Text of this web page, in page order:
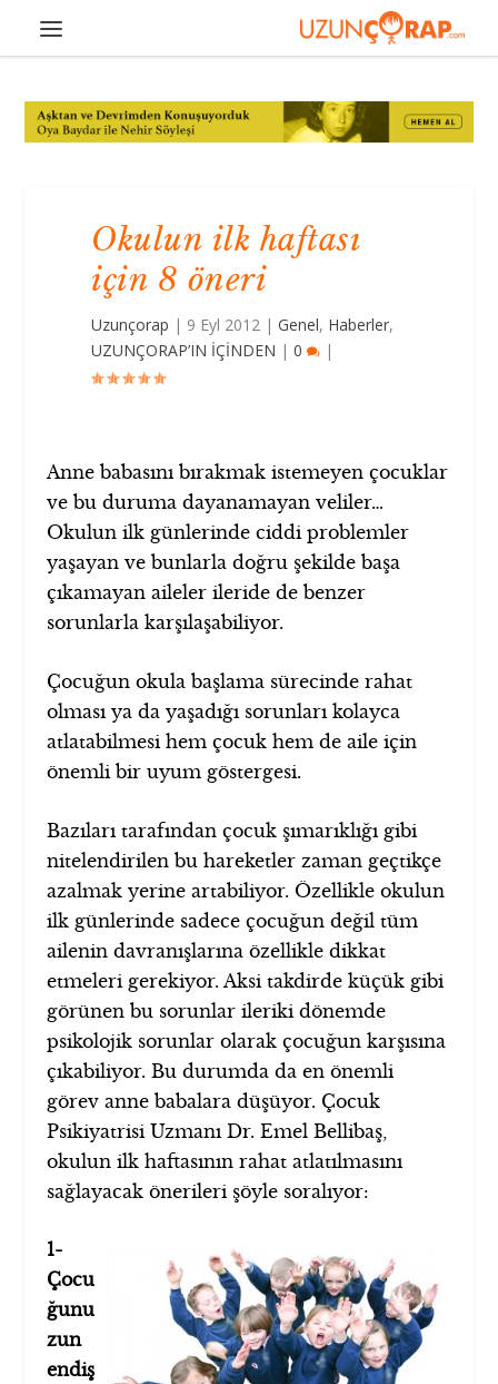
Okulun ilk haftası
için 8 öneri
Uzunçorap | 9 Eyl 2012 |Genel, Haberler,
UZUNÇORAP’IN İÇİNDEN |0 |
Anne babasını bırakmak istemeyen çocuklar
ve bu duruma dayanamayan veliler…
Okulun ilk günlerinde ciddi problemler
yaşayan ve bunlarla doğru şekilde başa
çıkamayan aileler ileride de benzer
sorunlarla karşılaşabiliyor.
Çocuğun okula başlama sürecinde rahat
olması ya da yaşadığı sorunları kolayca
atlatabilmesi hem çocuk hem de aile için
önemli bir uyum göstergesi.
Bazıları tarafından çocuk şımarıklığı gibi
nitelendirilen bu hareketler zaman geçtikçe
azalmak yerine artabiliyor. Özellikle okulun
ilk günlerinde sadece çocuğun değil tüm
ailenin davranışlarına özellikle dikkat
etmeleri gerekiyor. Aksi takdirde küçük gibi
görünen bu sorunlar ileriki dönemde
psikolojik sorunlar olarak çocuğun karşısına
çıkabiliyor. Bu durumda da en önemli
görev anne babalara düşüyor. Çocuk
Psikiyatrisi Uzmanı Dr. Emel Bellibaş,
okulun ilk haftasının rahat atlatılmasını
sağlayacak önerileri şöyle soralıyor:
1-
Çocu
ğunu
zun
endiş